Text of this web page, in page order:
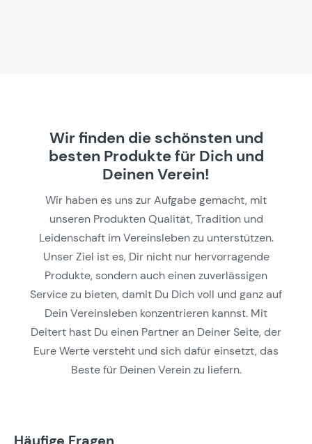
Wir finden die schönsten und
besten Produkte für Dich und
Deinen Verein!
Wir haben es uns zur Aufgabe gemacht, mit
unseren Produkten Qualität, Tradition und
Leidenschaft im Vereinsleben zu unterstützen.
Unser Ziel ist es, Dir nicht nur hervorragende
Produkte, sondern auch einen zuverlässigen
Service zu bieten, damit Du Dich voll und ganz auf
Dein Vereinsleben konzentrieren kannst. Mit
Deitert hast Du einen Partner an Deiner Seite, der
Eure Werte versteht und sich dafür einsetzt, das
Beste für Deinen Verein zu liefern.